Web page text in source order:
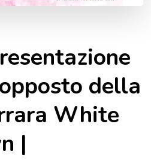
della
White
|